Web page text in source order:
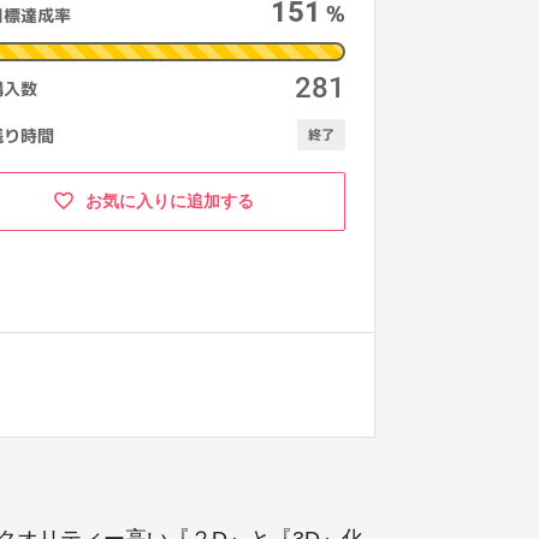
標達成率 151 %
数 281
り時間 終了
お気に入りに追加する